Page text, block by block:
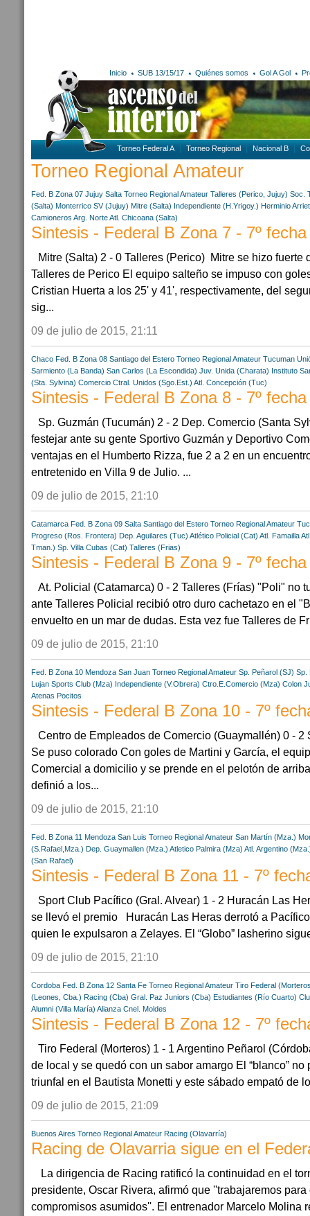
Inicio SUB 13/15/17 Quiénes somos Gol A Gol
Torneo Federal A Torneo Regional Nacional B
Torneo Regional Amateur
Fed. B Zona 07 Jujuy Salta Torneo Regional Amateur Talleres (Perico, Jujuy) Soc.
(Salta) Monterrico SV (Jujuy) Mitre (Salta) Independiente (H.Yrigoy.) Herminio
Camioneros Arg. NorteAtl. Chicoana (Salta)
Sintesis - Federal B Zona 7 - 7º fecha
Mitre (Salta) 2 - 0 Talleres (Perico) Mitre se hizo fuerte
Talleres de Perico El equipo salteño se impuso con
Cristian Huerta a los 25' y 41', respectivamente, del
sig...
09 de julio de 2015, 21:11
Chaco Fed. B Zona 08 Santiago del Estero Torneo Regional Amateur Tucuman
Sarmiento (La Banda) San Carlos (La Escondida) Juv. Unida (Charata) Instituto
(Sta. Sylvina) Comercio Ctral. Unidos (Sgo.Est.) Atl. Concepción (Tuc)
Sintesis - Federal B Zona 8 - 7º fecha
Sp. Guzmán (Tucumán) 2 - 2 Dep. Comercio (Santa
festejar ante su gente Sportivo Guzmán y Deportivo
ventajas en el Humberto Rizza, fue 2 a 2 en un
entretenido en Villa 9 de Julio. ...
09 de julio de 2015, 21:10
Catamarca Fed. B Zona 09 Salta Santiago del Estero Torneo Regional Amateur
Progreso (Ros. Frontera) Dep. Aguilares (Tuc) Atlético Policial (Cat) Atl. Famailla
Tman.) Sp. Villa Cubas (Cat) Talleres (Frias)
Sintesis - Federal B Zona 9 - 7º fecha
At. Policial (Catamarca) 0 - 2 Talleres (Frías) "Poli" no
ante Talleres Policial recibió otro duro cachetazo en el
envuelto en un mar de dudas. Esta vez fue Talleres de
09 de julio de 2015, 21:10
Fed. B Zona 10 Mendoza San Juan Torneo Regional Amateur Sp. Peñarol (SJ) Sp.
Lujan Sports Club (Mza) Independiente (V.Obrera) Ctro.E.Comercio (Mza) Colon
Atenas Pocitos
Sintesis - Federal B Zona 10 - 7º
Centro de Empleados de Comercio (Guaymallén) 0 -
Se puso colorado Con goles de Martini y García, el
Comercial a domicilio y se prende en el pelotón de
definió a los...
09 de julio de 2015, 21:10
Fed. B Zona 11 Mendoza San Luis Torneo Regional Amateur San Martín (Mza.)
(S.Rafael,Mza.) Dep. Guaymallen (Mza.) Atletico Palmira (Mza) Atl. Argentino
(San Rafael)
Sintesis - Federal B Zona 11 - 7º
Sport Club Pacífico (Gral. Alvear) 1 - 2 Huracán Las
se llevó el premio Huracán Las Heras derrotó a
quien le expulsaron a Zelayes. El “Globo” lasherino
09 de julio de 2015, 21:10
Cordoba Fed. B Zona 12 Santa Fe Torneo Regional Amateur Tiro Federal
(Leones, Cba.) Racing (Cba) Gral. Paz Juniors (Cba) Estudiantes (Río Cuarto)
Alumni (Villa María) Alianza Cnel. Moldes
Sintesis - Federal B Zona 12 - 7º
Tiro Federal (Morteros) 1 - 1 Argentino Peñarol
de local y se quedó con un sabor amargo El “blanco”
triunfal en el Bautista Monetti y este sábado empató de
09 de julio de 2015, 21:09
Buenos Aires Torneo Regional Amateur Racing (Olavarría)
Racing de Olavarria sigue en el
La dirigencia de Racing ratificó la continuidad en el
presidente, Oscar Rivera, afirmó que ''trabajaremos
compromisos asumidos''. El entrenador Marcelo Molina